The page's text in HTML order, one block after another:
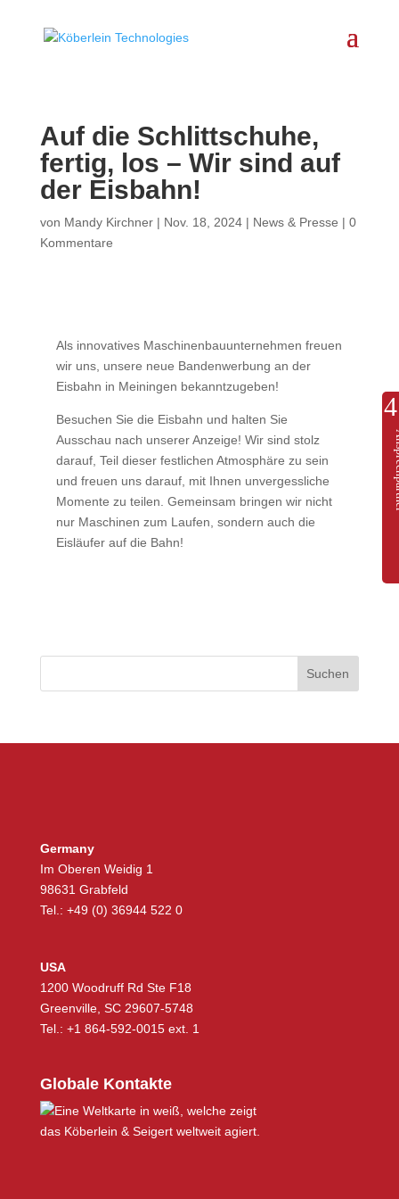
Auf die Schlittschuhe,
fertig, los – Wir sind auf
der Eisbahn!
von Mandy Kirchner| Nov. 18, 2024| News & Presse | 0
Kommentare
Als innovatives Maschinenbauunternehmen freuen
wir uns, unsere neue Bandenwerbung an der
Eisbahn in Meiningen bekanntzugeben!
Besuchen Sie die Eisbahn und halten Sie
Ausschau nach unserer Anzeige! Wir sind stolz
darauf, Teil dieser festlichen Atmosphäre zu sein
und freuen uns darauf, mit Ihnen unvergessliche
Momente zu teilen. Gemeinsam bringen wir nicht
nur Maschinen zum Laufen, sondern auch die
Eisläufer auf die Bahn!
Germany
Im Oberen Weidig 1
98631 Grabfeld
Tel.: +49 (0) 36944 522 0
USA
1200 Woodruff Rd Ste F18
Greenville, SC 29607-5748
Tel.: +1 864-592-0015 ext. 1
Globale Kontakte